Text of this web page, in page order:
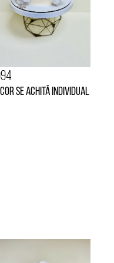
se achită individual